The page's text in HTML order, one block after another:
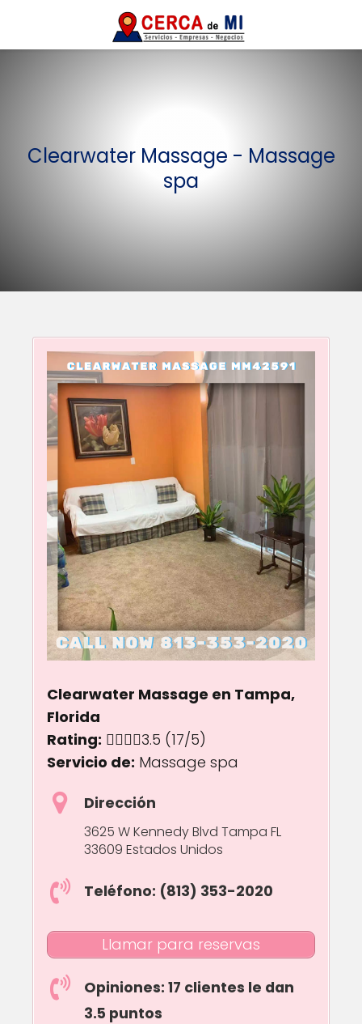
Clearwater Massage - Massage
spa
Clearwater Massage en Tampa,
Florida
Rating:
3.5 out of 5.0 stars
3.5 (17/5)
Servicio de: Massage spa
Dirección
3625 W Kennedy Blvd Tampa FL
33609 Estados Unidos
Teléfono: (813) 353-2020
Llamar para reservas
Opiniones: 17 clientes le dan
3.5 puntos